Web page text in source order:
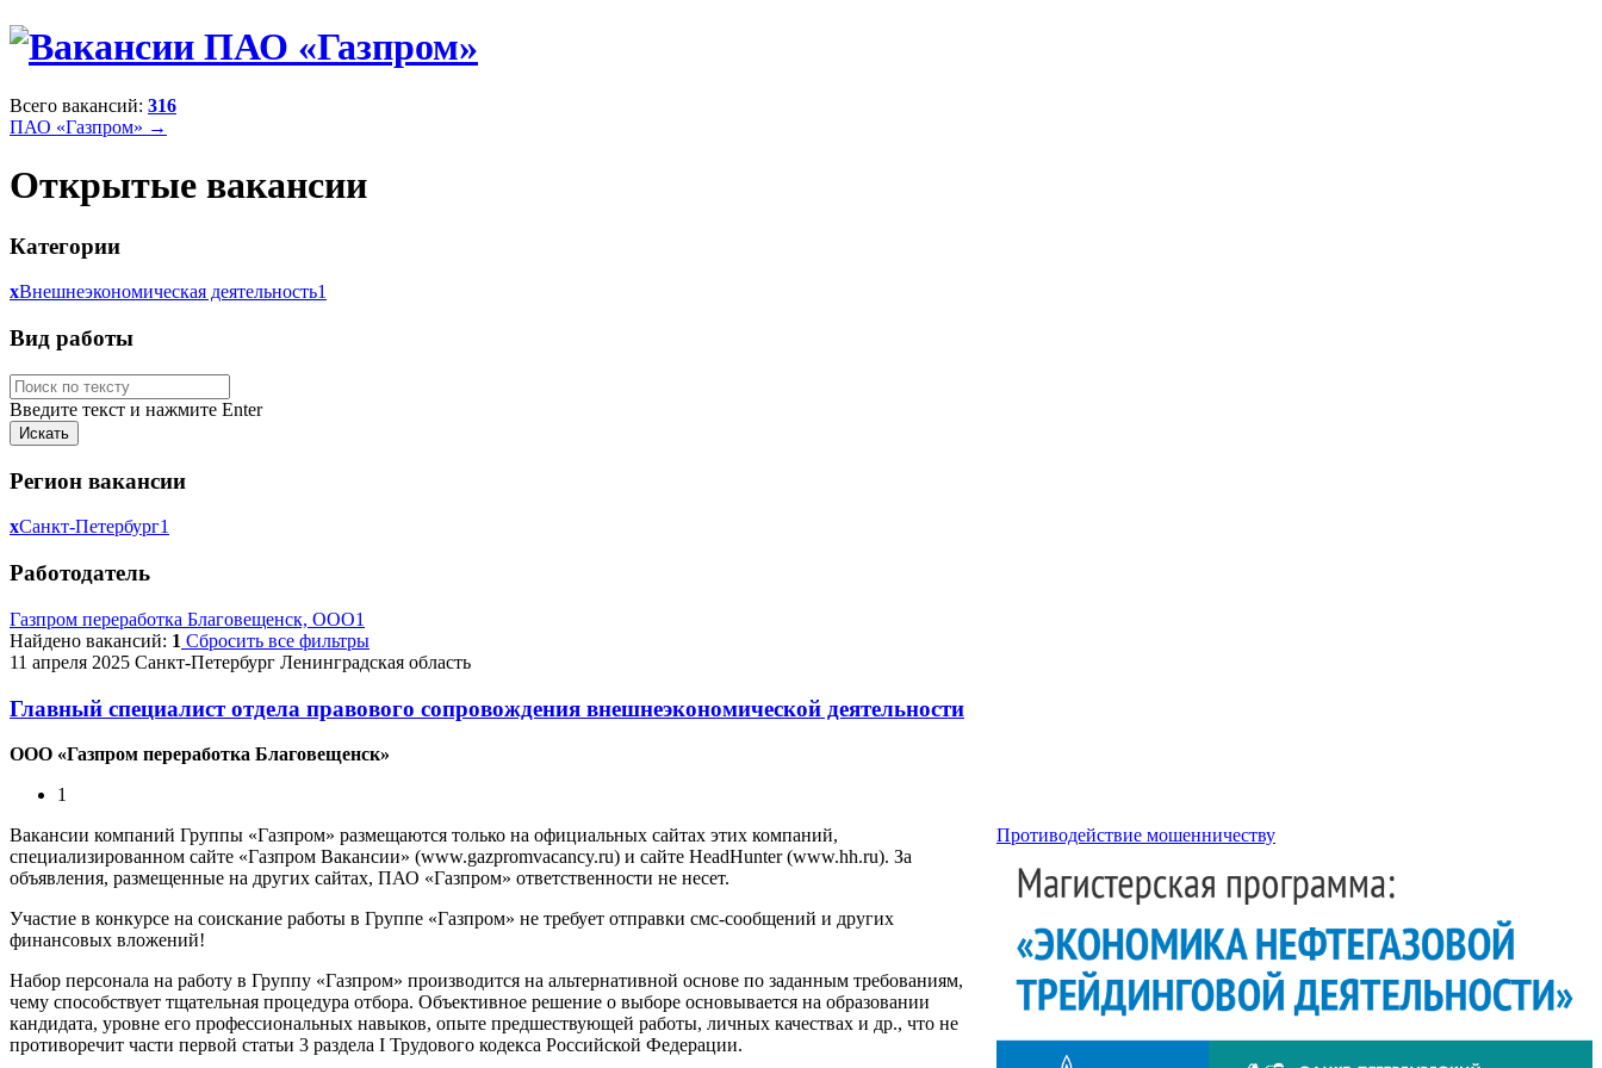
Всего вакансий: 316
ПАО «Газпром» →
Открытые вакансии
Категории
xВнешнеэкономическая деятельность1
Вид работы
Введите текст и нажмите Enter
Регион вакансии
xСанкт-Петербург1
Работодатель
Газпром переработка Благовещенск, ООО1
Найдено вакансий: 1 Сбросить все фильтры
11 апреля 2025 Санкт-Петербург Ленинградская область
Главный специалист отдела правового сопровождения внешнеэкономической деятельности
ООО «Газпром переработка Благовещенск»
1
Противодействие мошенничеству
Вакансии компаний Группы «Газпром» размещаются только на официальных сайтах этих компаний,
специализированном сайте «Газпром Вакансии» (www.gazpromvacancy.ru) и сайте HeadHunter (www.hh.ru). За
объявления, размещенные на других сайтах, ПАО «Газпром» ответственности не несет.
Участие в конкурсе на соискание работы в Группе «Газпром» не требует отправки смс-сообщений и других
финансовых вложений!
Набор персонала на работу в Группу «Газпром» производится на альтернативной основе по заданным требованиям,
чему способствует тщательная процедура отбора. Объективное решение о выборе основывается на образовании
кандидата, уровне его профессиональных навыков, опыте предшествующей работы, личных качествах и др., что не
противоречит части первой статьи 3 раздела I Трудового кодекса Российской Федерации.